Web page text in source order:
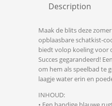
Description
Maak de blits deze
opblaasbare schatkist-
biedt volop koeling voor
Succes gegarandeerd!
om hem als speelbad te
laagje water erin en
INHOUD: